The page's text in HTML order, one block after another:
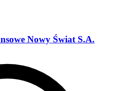
Nowy Świat S.A.